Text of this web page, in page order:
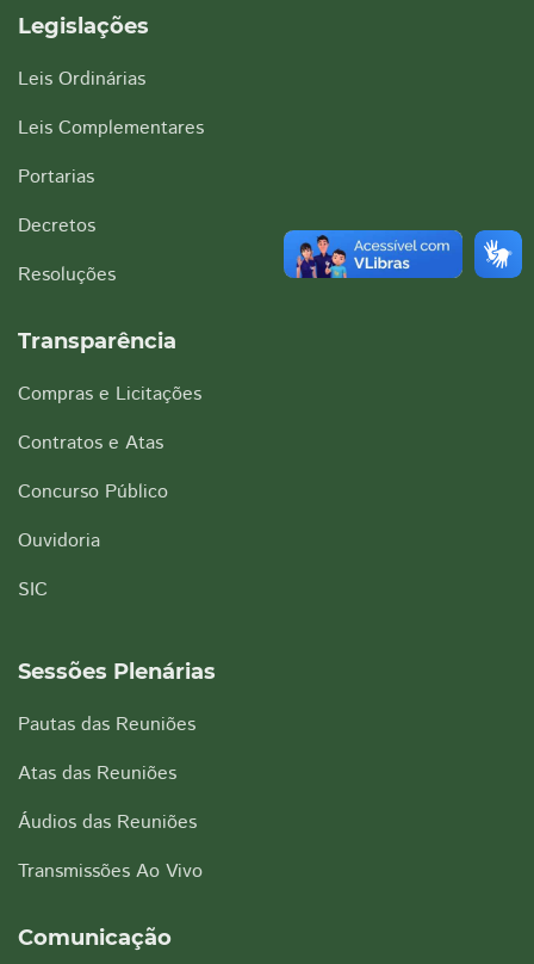
Legislações
Leis Ordinárias
Leis Complementares
Portarias
Decretos
Resoluções
Transparência
Compras e Licitações
Contratos e Atas
Concurso Público
Ouvidoria
SIC
Sessões Plenárias
Pautas das Reuniões
Atas das Reuniões
Áudios das Reuniões
Transmissões Ao Vivo
Comunicação